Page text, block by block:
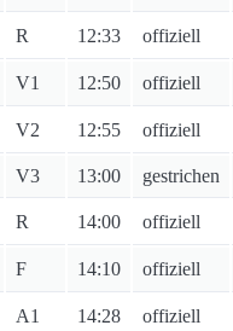
R 12:33 offiziell
V1 12:50 offiziell
V2 12:55 offiziell
V3 13:00 gestrichen
R 14:00 offiziell
F 14:10 offiziell
A1 14:28 offiziell